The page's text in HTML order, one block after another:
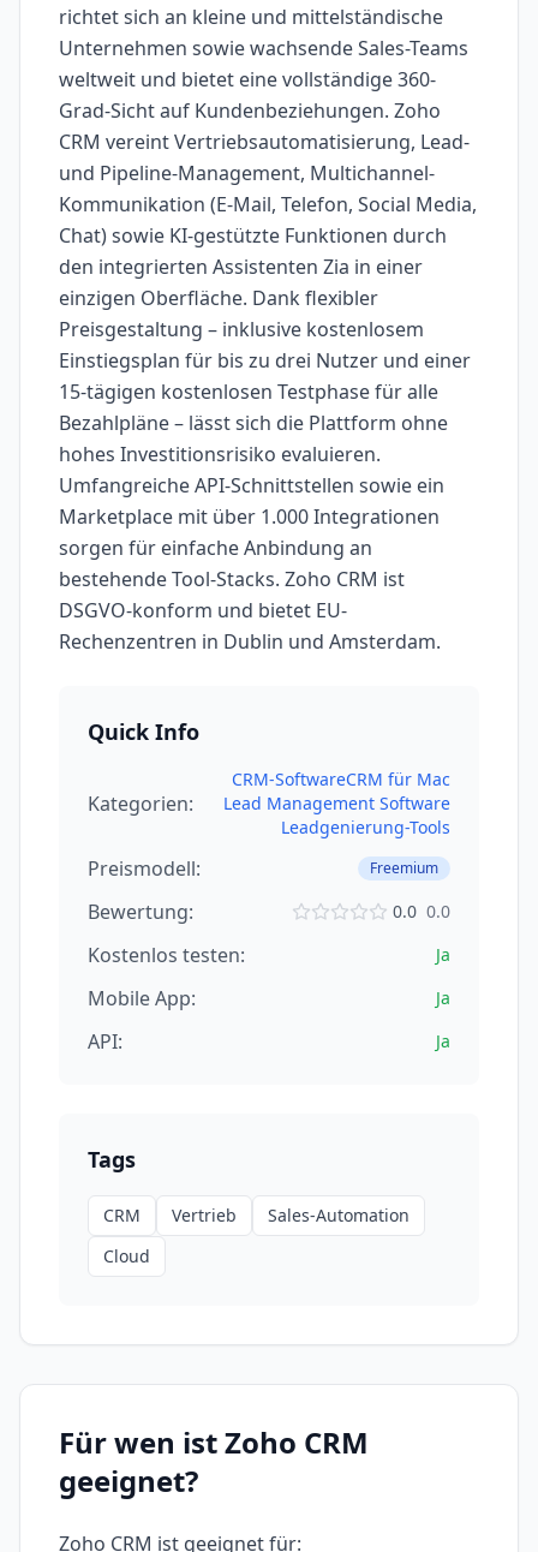
richtet sich an kleine und mittelständische
Unternehmen sowie wachsende Sales-Teams
weltweit und bietet eine vollständige 360-
Grad-Sicht auf Kundenbeziehungen. Zoho
CRM vereint Vertriebsautomatisierung, Lead-
und Pipeline-Management, Multichannel-
Kommunikation (E-Mail, Telefon, Social Media,
Chat) sowie KI-gestützte Funktionen durch
den integrierten Assistenten Zia in einer
einzigen Oberfläche. Dank flexibler
Preisgestaltung – inklusive kostenlosem
Einstiegsplan für bis zu drei Nutzer und einer
15-tägigen kostenlosen Testphase für alle
Bezahlpläne – lässt sich die Plattform ohne
hohes Investitionsrisiko evaluieren.
Umfangreiche API-Schnittstellen sowie ein
Marketplace mit über 1.000 Integrationen
sorgen für einfache Anbindung an
bestehende Tool-Stacks. Zoho CRM ist
DSGVO-konform und bietet EU-
Rechenzentren in Dublin und Amsterdam.
Quick Info
Kategorien:
CRM-SoftwareCRM für Mac
Lead Management Software
Leadgenierung-Tools
Preismodell: Freemium
Bewertung: 0.0 0.0
Kostenlos testen: Ja
Mobile App: Ja
API: Ja
Tags
CRM Vertrieb
Sales-Automation
Cloud
Für wen istZoho CRM
geeignet?
Zoho CRM ist geeignet für: